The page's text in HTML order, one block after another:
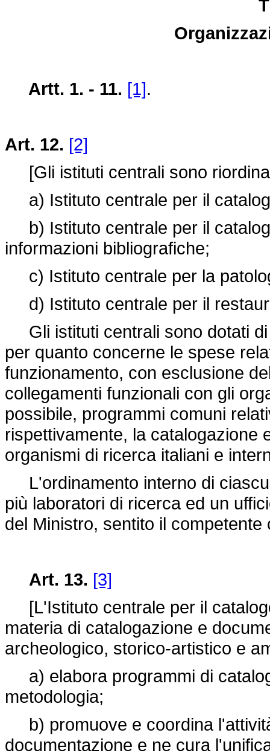
Artt. 1. - 11. [1].
Art. 12. [2]
[Gli istituti centrali sono
a) Istituto centrale per il
b) Istituto centrale per il
informazioni bibliografiche;
c) Istituto centrale per la
d) Istituto centrale per il
Gli istituti centrali sono dotati di
per quanto concerne le spese
funzionamento, con esclusione
collegamenti funzionali con gli
possibile, programmi comuni
rispettivamente, la catalogazione
organismi di ricerca italiani e
L'ordinamento interno di
più laboratori di ricerca ed un
del Ministro, sentito il
Art. 13. [3]
[L'Istituto centrale per il
materia di catalogazione e
archeologico, storico-artistico e
a) elabora programmi di
metodologia;
b) promuove e coordina
documentazione e ne cura